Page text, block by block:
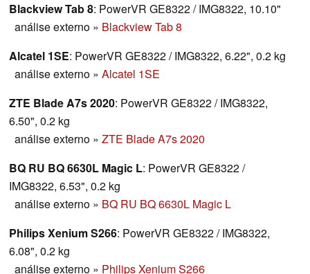
Blackview Tab 8: PowerVR GE8322 / IMG8322, 10.10"
análise externo » Blackview Tab 8
Alcatel 1SE: PowerVR GE8322 / IMG8322, 6.22", 0.2 kg
análise externo » Alcatel 1SE
ZTE Blade A7s 2020: PowerVR GE8322 / IMG8322,
6.50", 0.2 kg
análise externo » ZTE Blade A7s 2020
BQ RU BQ 6630L Magic L: PowerVR GE8322 /
IMG8322, 6.53", 0.2 kg
análise externo » BQ RU BQ 6630L Magic L
Philips Xenium S266: PowerVR GE8322 / IMG8322,
6.08", 0.2 kg
análise externo » Philips Xenium S266